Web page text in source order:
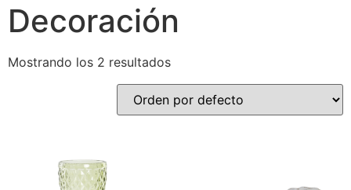
Decoración
Mostrando los 2 resultados